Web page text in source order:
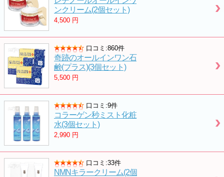
ンクリーム(2個セット)
4,500 円
口コミ:860件
奇跡のオールインワン石
鹸(プラス)(3個セット)
5,500 円
口コミ:9件
コラーゲン秒ミスト化粧
水(3個セット)
2,990 円
口コミ:33件
NMNキラークリーム(2個